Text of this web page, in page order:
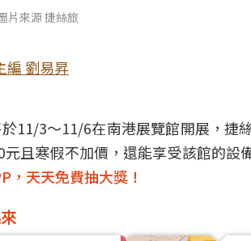
片來源 捷絲旅
編 劉易昇
11/3～11/6在南港展覽館開展，捷
且寒假不加價，還能享受該館的
，天天免費抽大獎！